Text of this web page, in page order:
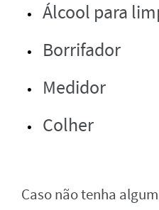
Álcool para
Borrifador
Medidor
Colher
Caso não tenha